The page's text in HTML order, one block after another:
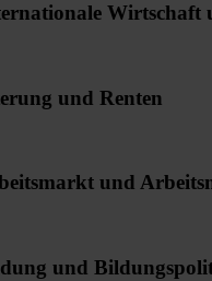
Wirtschaft
und Renten
und
und